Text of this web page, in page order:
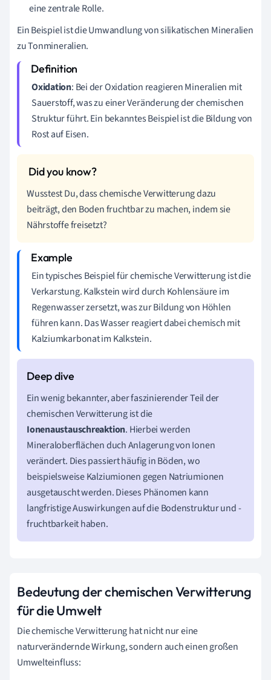
eine zentrale Rolle.
Ein Beispiel ist die Umwandlung von silikatischen Mineralien
zu Tonmineralien.
Oxidation: Bei der Oxidation reagieren Mineralien mit
Sauerstoff, was zu einer Veränderung der chemischen
Struktur führt. Ein bekanntes Beispiel ist die Bildung von
Rost auf Eisen.
Wusstest Du, dass chemische Verwitterung dazu
beiträgt, den Boden fruchtbar zu machen, indem sie
Nährstoffe freisetzt?
Ein typisches Beispiel für chemische Verwitterung ist die
Verkarstung. Kalkstein wird durch Kohlensäure im
Regenwasser zersetzt, was zur Bildung von Höhlen
führen kann. Das Wasser reagiert dabei chemisch mit
Kalziumkarbonat im Kalkstein.
Ein wenig bekannter, aber faszinierender Teil der
chemischen Verwitterung ist die
Ionenaustauschreaktion. Hierbei werden
Mineraloberflächen duch Anlagerung von Ionen
verändert. Dies passiert häufig in Böden, wo
beispielsweise Kalziumionen gegen Natriumionen
ausgetauscht werden. Dieses Phänomen kann
langfristige Auswirkungen auf die Bodenstruktur und -
fruchtbarkeit haben.
Bedeutung der chemischen Verwitterung
für die Umwelt
Die chemische Verwitterung hat nicht nur eine
naturverändernde Wirkung, sondern auch einen großen
Umwelteinfluss: